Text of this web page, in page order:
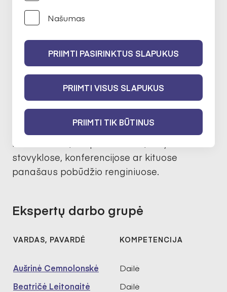
II finansavimo konkursas
Stipendija skirta veikloms užsienyje, t. y.
skatinti tarptautinį bendradarbiavimą,
partnerystes, tobulinti meistriškumą,
dalyvauti rezidencijose, stažuotėse,
konkursuose, simpoziumuose, kūrybinėse
stovyklose, konferencijose ar kituose
panašaus pobūdžio renginiuose.
Ekspertų darbo grupė
VARDAS, PAVARDĖ KOMPETENCIJA
Aušrinė Cemnolonskė
Dailė
Beatričė Leitonaitė
Dailė
Našumas
PRIIMTI PASIRINKTUS SLAPUKUS
PRIIMTI VISUS SLAPUKUS
PRIIMTI TIK BŪTINUS